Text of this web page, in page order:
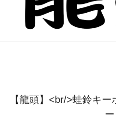
【龍頭】<br/>蛙鈴キ
ー